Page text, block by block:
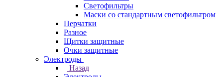
Светофильтры
Маски со стандартным светофильтром
Перчатки
Разное
Щитки защитные
Очки защитные
Электроды
Назад